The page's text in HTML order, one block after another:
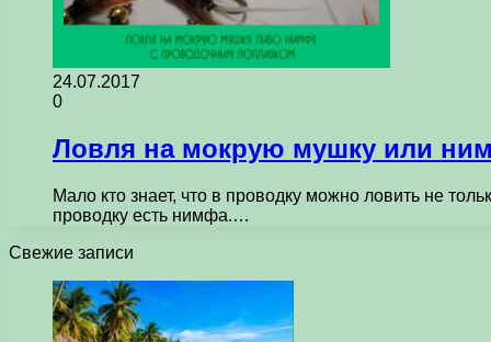
24.07.2017
0
Ловля на мокрую мушку или
Мало кто знает, что в проводку можно ловить не
проводку есть нимфа.…
Свежие записи